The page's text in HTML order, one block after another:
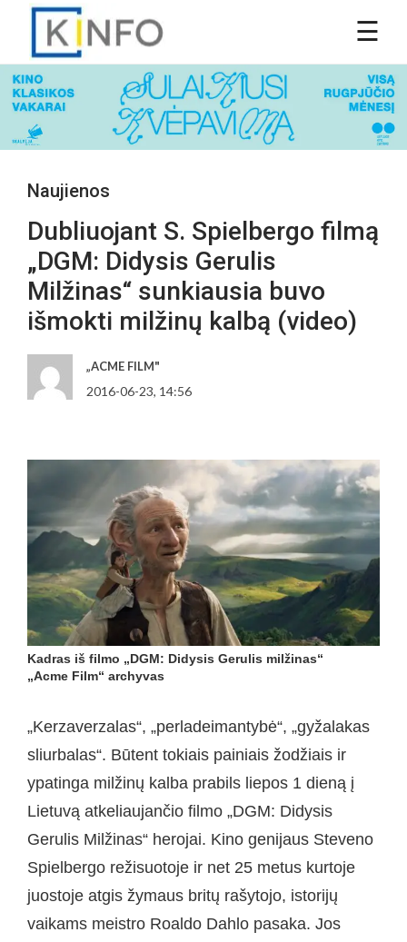
Naujienos
Dubliuojant S. Spielbergo filmą
„DGM: Didysis Gerulis
Milžinas“ sunkiausia buvo
išmokti milžinų kalbą (video)
„ACME FILM"
2016-06-23, 14:56
Kadras iš filmo „DGM: Didysis Gerulis milžinas“
„Acme Film“ archyvas
„Kerzaverzalas“, „perladeimantybė“, „gyžalakas
sliurbalas“. Būtent tokiais painiais žodžiais ir
ypatinga milžinų kalba prabils liepos 1 dieną į
Lietuvą atkeliaujančio filmo „DGM: Didysis
Gerulis Milžinas“ herojai. Kino genijaus Steveno
Spielbergo režisuotoje ir net 25 metus kurtoje
juostoje atgis žymaus britų rašytojo, istorijų
vaikams meistro Roaldo Dahlo pasaka. Jos